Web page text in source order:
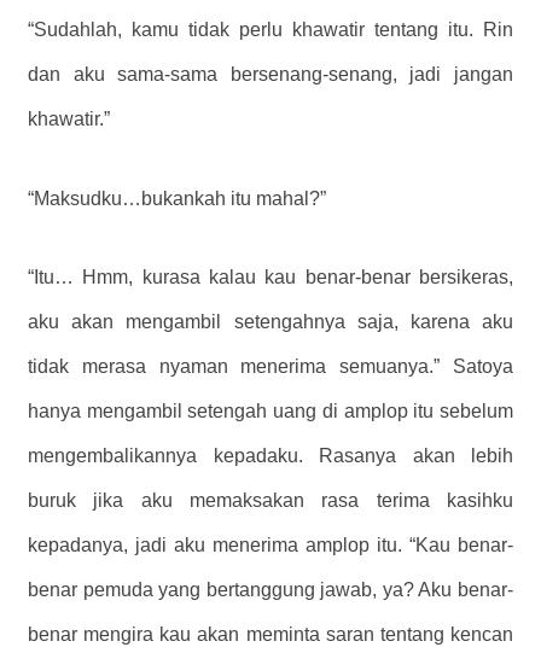
“Sudahlah, kamu tidak perlu khawatir tentang itu. Rin
dan aku sama-sama bersenang-senang, jadi jangan
khawatir.”
“Maksudku…bukankah itu mahal?”
“Itu… Hmm, kurasa kalau kau benar-benar bersikeras,
aku akan mengambil setengahnya saja, karena aku
tidak merasa nyaman menerima semuanya.” Satoya
hanya mengambil setengah uang di amplop itu sebelum
mengembalikannya kepadaku. Rasanya akan lebih
buruk jika aku memaksakan rasa terima kasihku
kepadanya, jadi aku menerima amplop itu. “Kau benar-
benar pemuda yang bertanggung jawab, ya? Aku benar-
benar mengira kau akan meminta saran tentang kencan